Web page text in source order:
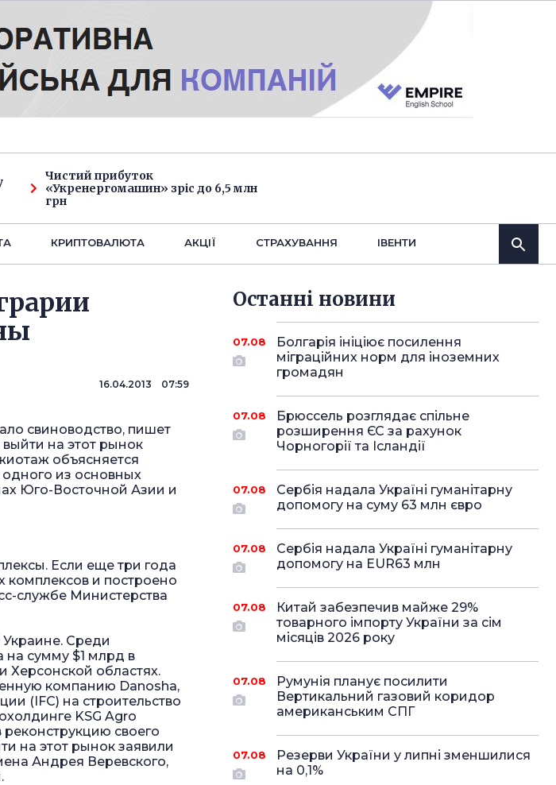
Чистий прибуток
«Укренергомашин» зріс до 6,5 млн
грн
КРИПТОВАЛЮТА АКЦІЇ СТРАХУВАННЯ IВЕНТИ
16.04.2013 07:59
свиноводство, пишет
на этот рынок
объясняется
из основных
Юго-Восточной Азии и
Если еще три года
комплексов и построено
службе Министерства
Среди
сумму $1 млрд в
Херсонской областях.
компанию Danosha,
(IFC) на строительство
KSG Agro
своего
на этот рынок заявили
Андрея Веревского,
Останнi новини
07.08
Болгарія ініціює посилення
міграційних норм для іноземних
громадян
07.08
Брюссель розглядає спільне
розширення ЄС за рахунок
Чорногорії та Ісландії
07.08
Сербія надала Україні гуманітарну
допомогу на суму 63 млн євро
07.08
Сербія надала Україні гуманітарну
допомогу на EUR63 млн
07.08
Китай забезпечив майже 29%
товарного імпорту України за сім
місяців 2026 року
07.08
Румунія планує посилити
Вертикальний газовий коридор
американським СПГ
07.08
Резерви України у липні зменшилися
на 0,1%